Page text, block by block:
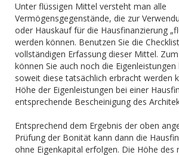
Unter flüssigen Mittel versteht man alle
Vermögensgegenstände, die zur
oder Hauskauf für die Hausfinanzierung
werden können. Benutzen Sie die
vollständigen Erfassung dieser Mittel.
können Sie auch noch die Eigenleistungen
soweit diese tatsächlich erbracht werden
Höhe der Eigenleistungen bei einer
entsprechende Bescheinigung des
Entsprechend dem Ergebnis der oben
Prüfung der Bonität kann dann die
ohne Eigenkapital erfolgen. Die Höhe des